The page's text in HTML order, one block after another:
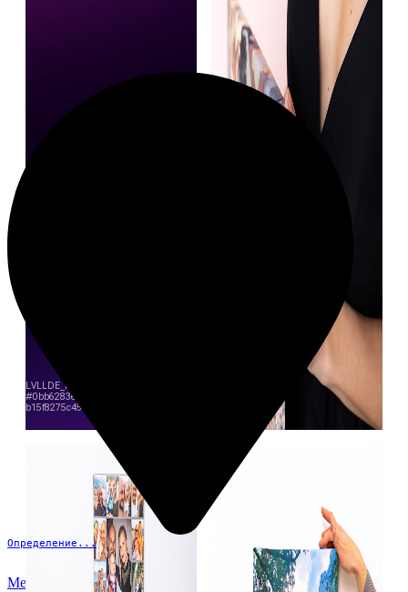
Определение...
Меню